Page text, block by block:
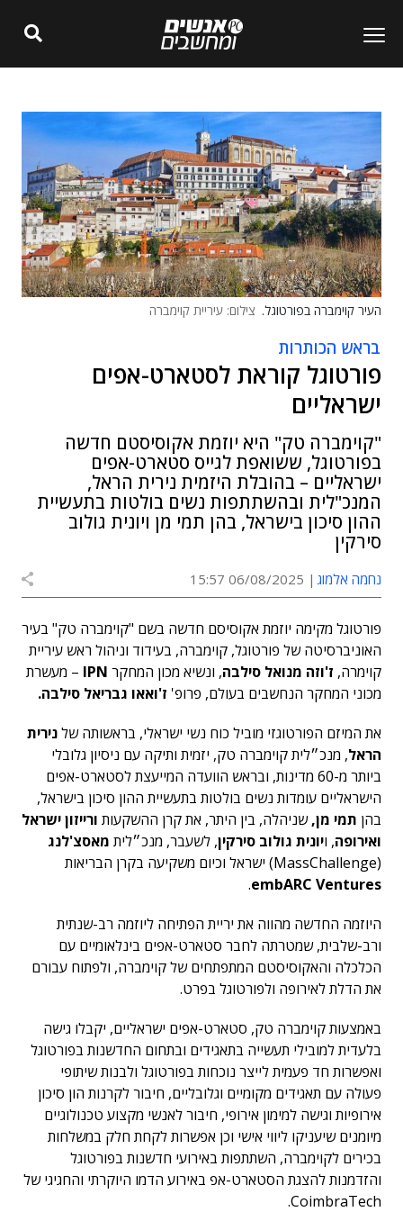
העיר קוימברה בפורטוגל. צילום: עיריית קוימברה
בראש הכותרות
פורטוגל קוראת לסטארט-אפים
ישראליים
"קוימברה טק" היא יוזמת אקוסיסטם חדשה
בפורטוגל, ששואפת לגייס סטארט-אפים
ישראליים – בהובלת היזמית נירית הראל,
המנכ"לית ובהשתתפות נשים בולטות בתעשיית
ההון סיכון בישראל, בהן תמי מן ויונית גולוב
סירקין
נחמה אלמוג 06/08/2025 15:57
פורטוגל מקימה יוזמת אקוסיסם חדשה בשם "קוימברה טק" בעיר
האוניברסיטה של פורטוגל, קוימברה, בעידוד וניהול ראש עיריית
קוימרה, ז'וזה מנואל סילבה, ונשיא מכון המחקר IPN – מעשרת
מכוני המחקר הנחשבים בעולם, פרופ' ז'ואאו גבריאל סילבה.
את המיזם הפורטוגזי מוביל כוח נשי ישראלי, בראשותה שלנירית
הראל, מנכ״לית קוימברה טק, יזמית ותיקה עם ניסיון גלובלי
ביותר מ-60 מדינות, ובראש הוועדה המייעצת לסטארט-אפים
הישראליים עומדות נשים בולטות בתעשיית ההון סיכון בישראל,
בהן תמי מן,שניהלה, בין היתר, את קרן ההשקעות ורייזון ישראל
ואירופה, ויונית גולוב סירקין, לשעבר, מנכ״לית מאסצ'לנג
(MassChallenge) ישראל וכיום משקיעה בקרן הבריאות
embARC Ventures
.
היוזמה החדשה מהווה את יריית הפתיחה ליוזמה רב-שנתית
ורב-שלבית, שמטרתה לחבר סטארט-אפים בינלאומיים עם
הכלכלה והאקוסיסטם המתפתחים של קוימברה, ולפתוח עבורם
את הדלת לאירופה ולפורטוגל בפרט.
באמצעות קוימברה טק, סטארט-אפים ישראליים, יקבלו גישה
בלעדית למובילי תעשייה בתאגידים ובתחום החדשנות בפורטוגל
ואפשרות חד פעמית לייצר נוכחות בפורטוגל ולבנות שיתופי
פעולה עם תאגידים מקומיים וגלובליים, חיבור לקרנות הון סיכון
אירופיות וגישה למימון אירופי, חיבור לאנשי מקצוע טכנולוגיים
מיומנים שיעניקו ליווי אישי וכן אפשרות לקחת חלק במשלחות
בכירים לקוימברה, השתתפות באירועי חדשנות בפורטוגל
והזדמנות להצגת הסטארט-אפ באירוע הדמו היוקרתי והחגיגי של
CoimbraTech.